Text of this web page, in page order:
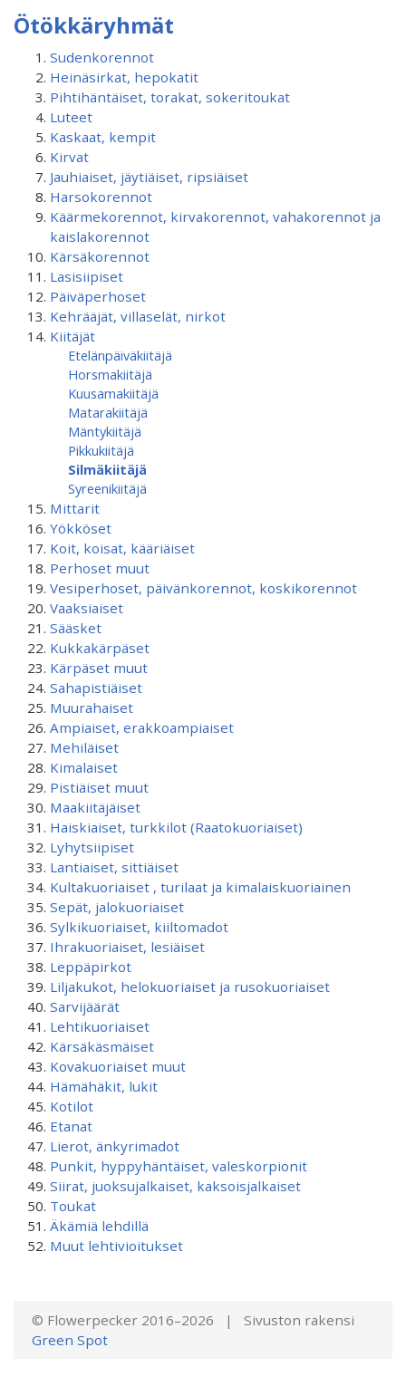
Ötökkäryhmät
Sudenkorennot
Heinäsirkat, hepokatit
Pihtihäntäiset, torakat, sokeritoukat
Luteet
Kaskaat, kempit
Kirvat
Jauhiaiset, jäytiäiset, ripsiäiset
Harsokorennot
Käärmekorennot, kirvakorennot, vahakorennot ja
kaislakorennot
Kärsäkorennot
Lasisiipiset
Päiväperhoset
Kehrääjät, villaselät, nirkot
Kiitäjät
Etelänpäiväkiitäjä
Horsmakiitäjä
Kuusamakiitäjä
Matarakiitäjä
Mäntykiitäjä
Pikkukiitäjä
Silmäkiitäjä
Syreenikiitäjä
Mittarit
Yökköset
Koit, koisat, kääriäiset
Perhoset muut
Vesiperhoset, päivänkorennot, koskikorennot
Vaaksiaiset
Sääsket
Kukkakärpäset
Kärpäset muut
Sahapistiäiset
Muurahaiset
Ampiaiset, erakkoampiaiset
Mehiläiset
Kimalaiset
Pistiäiset muut
Maakiitäjäiset
Haiskiaiset, turkkilot (Raatokuoriaiset)
Lyhytsiipiset
Lantiaiset, sittiäiset
Kultakuoriaiset , turilaat ja kimalaiskuoriainen
Sepät, jalokuoriaiset
Sylkikuoriaiset, kiiltomadot
Ihrakuoriaiset, lesiäiset
Leppäpirkot
Liljakukot, helokuoriaiset ja rusokuoriaiset
Sarvijäärät
Lehtikuoriaiset
Kärsäkäsmäiset
Kovakuoriaiset muut
Hämähäkit, lukit
Kotilot
Etanat
Lierot, änkyrimadot
Punkit, hyppyhäntäiset, valeskorpionit
Siirat, juoksujalkaiset, kaksoisjalkaiset
Toukat
Äkämiä lehdillä
Muut lehtivioitukset
© Flowerpecker 2016–2026 | Sivuston rakensi
Green Spot